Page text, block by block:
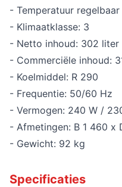
- Temperatuur
- Klimaatklasse: 3
- Netto inhoud: 302 liter
- Commerciële inhoud:
- Koelmiddel: R 290
- Frequentie: 50/60 Hz
- Vermogen: 240 W /
- Afmetingen: B 1 460 x
- Gewicht: 92 kg
Specificaties